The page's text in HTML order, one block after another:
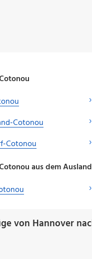
Cotonou
Cotonou
aus dem Ausland
von Hannover